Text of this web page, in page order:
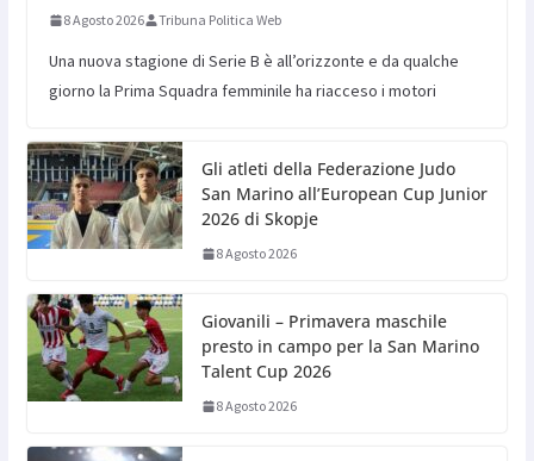
8 Agosto 2026 Tribuna Politica Web
Una nuova stagione di Serie B è all’orizzonte e da qualche
giorno la Prima Squadra femminile ha riacceso i motori
Gli atleti della Federazione Judo
San Marino all’European Cup Junior
2026 di Skopje
8 Agosto 2026
Giovanili – Primavera maschile
presto in campo per la San Marino
Talent Cup 2026
8 Agosto 2026